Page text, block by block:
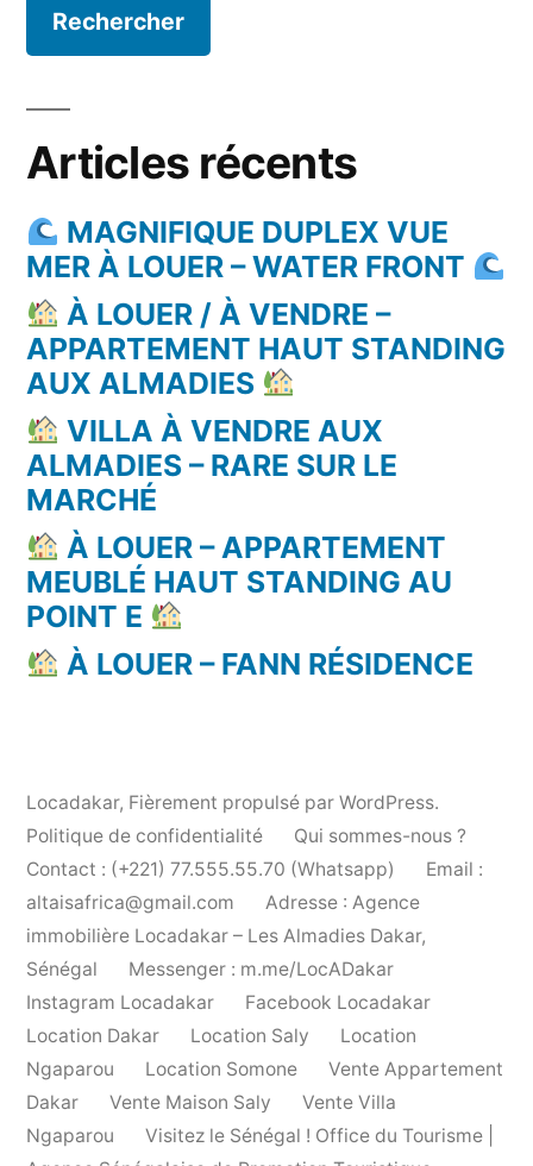
Articles récents
MAGNIFIQUE DUPLEX VUE
MER À LOUER – WATER FRONT
À LOUER / À VENDRE –
APPARTEMENT HAUT STANDING
AUX ALMADIES
VILLA À VENDRE AUX
ALMADIES – RARE SUR LE
MARCHÉ
À LOUER – APPARTEMENT
MEUBLÉ HAUT STANDING AU
POINT E
À LOUER – FANN RÉSIDENCE
Locadakar, Fièrement propulsé par WordPress.
Politique de confidentialité
Qui sommes-nous ?
Contact : (+221) 77.555.55.70 (Whatsapp)
Email :
altaisafrica@gmail.com
Adresse : Agence
immobilière Locadakar – Les Almadies Dakar,
Sénégal
Messenger : m.me/LocADakar
Instagram Locadakar
Facebook Locadakar
Location Dakar
Location Saly
Location
Ngaparou
Location Somone
Vente Appartement
Dakar
Vente Maison Saly
Vente Villa
Ngaparou
Visitez le Sénégal ! Office du Tourisme |